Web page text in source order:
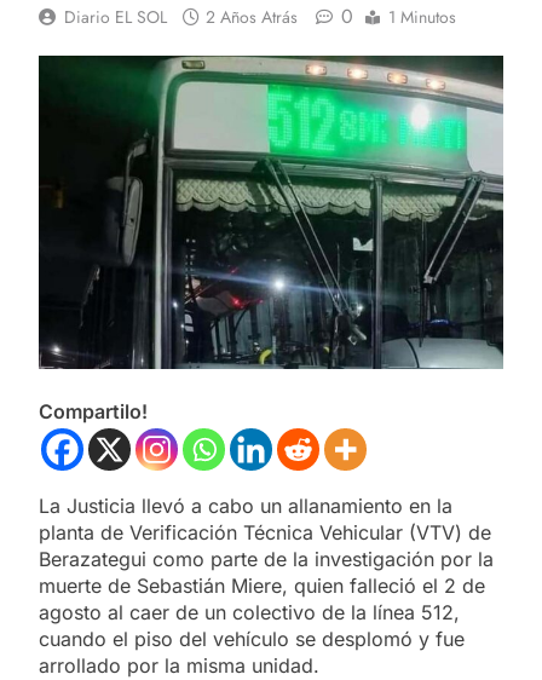
Diario EL SOL 2 Años Atrás 0 1 Minutos
Compartilo!
La Justicia llevó a cabo un allanamiento en la
planta de Verificación Técnica Vehicular (VTV) de
Berazategui como parte de la investigación por la
muerte de Sebastián Miere, quien falleció el 2 de
agosto al caer de un colectivo de la línea 512,
cuando el piso del vehículo se desplomó y fue
arrollado por la misma unidad.